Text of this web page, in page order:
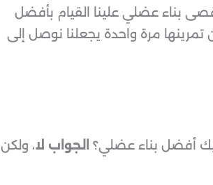
بناء عضلي علينا القيام بأفضل
مرة واحدة يجعلنا نوصل إلى
أفضل بناء عضلي؟ الجواب لا، ولكن